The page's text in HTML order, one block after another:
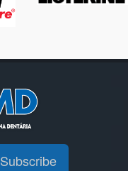
Subscribe